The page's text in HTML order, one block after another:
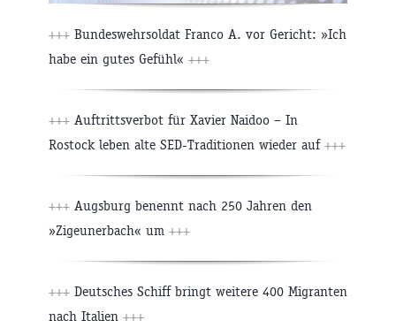
+++ Bundeswehrsoldat Franco A. vor Gericht: »Ich
habe ein gutes Gefühl« +++
+++ Auftrittsverbot für Xavier Naidoo – In
Rostock leben alte SED-Traditionen wieder auf +++
+++ Augsburg benennt nach 250 Jahren den
»Zigeunerbach« um +++
+++ Deutsches Schiff bringt weitere 400 Migranten
nach Italien +++